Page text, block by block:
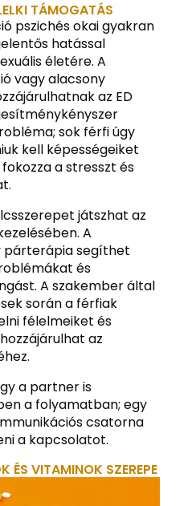
TÁMOGATÁS
pszichés okai gyakran
hatással
életére. A
vagy alacsony
az ED
sok férfi úgy
kell képességeiket
a stresszt és
játszhat az
A
párterápia segíthet
és
A szakember által
során a férfiak
félelmeiket és
az
a partner is
a folyamatban; egy
csatorna
a kapcsolatot.
ÉS VITAMINOK SZEREPE